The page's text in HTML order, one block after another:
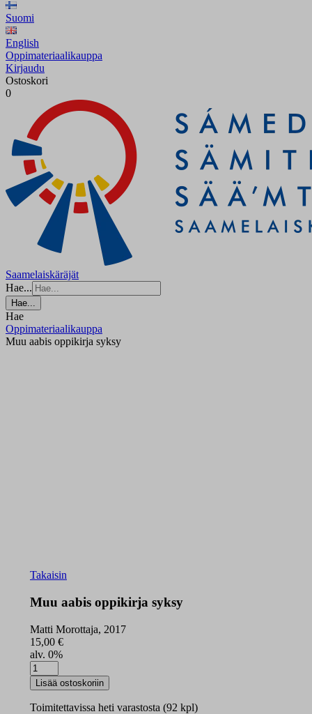
Suomi
English
Oppimateriaalikauppa
Kirjaudu
Ostoskori
0
Saamelaiskäräjät
Hae...
Hae...
Hae
Oppimateriaalikauppa
Muu aabis oppikirja syksy
Takaisin
Muu aabis oppikirja syksy
Matti Morottaja, 2017
15,00 €
alv. 0%
Muu
aabis
oppikirja
syksy
Lisää ostoskoriin
Toimitettavissa heti varastosta (92 kpl)